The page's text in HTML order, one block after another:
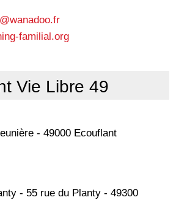
familial.org
Vie Libre 49
- 49000 Ecouflant
- 55 rue du Planty - 49300